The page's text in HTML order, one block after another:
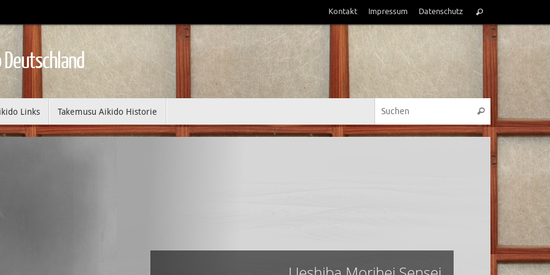
Kontakt Impressum Datenschutz
nach:
Suchen
Links Takemusu Aikido Historie
Suchen nach:
Suchen